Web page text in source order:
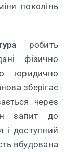
поколінь
робить
фізично
юридично
зберігає
через
запит до
і доступний
вбудована